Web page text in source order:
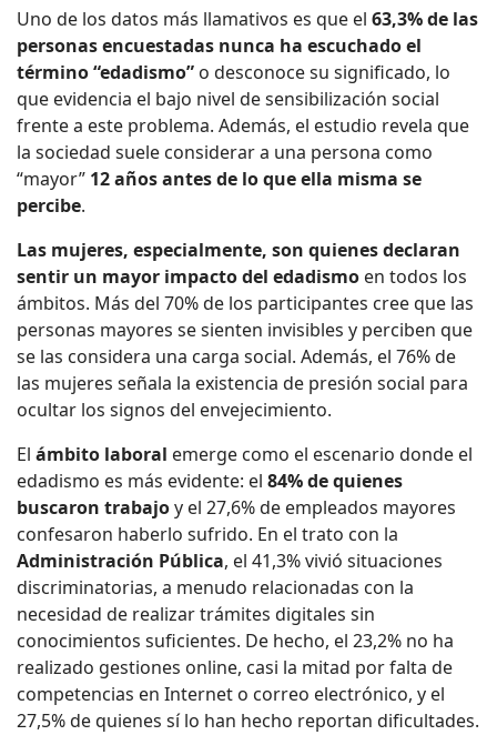
Uno de los datos más llamativos es que el 63,3% de las
personas encuestadas nunca ha escuchado el
término “edadismo” o desconoce su significado, lo
que evidencia el bajo nivel de sensibilización social
frente a este problema. Además, el estudio revela que
la sociedad suele considerar a una persona como
“mayor” 12 años antes de lo que ella misma se
percibe.
Las mujeres, especialmente, son quienes declaran
sentir un mayor impacto del edadismo en todos los
ámbitos. Más del 70% de los participantes cree que las
personas mayores se sienten invisibles y perciben que
se las considera una carga social. Además, el 76% de
las mujeres señala la existencia de presión social para
ocultar los signos del envejecimiento.
El ámbito laboral emerge como el escenario donde el
edadismo es más evidente: el 84% de quienes
buscaron trabajoy el 27,6% de empleados mayores
confesaron haberlo sufrido. En el trato con la
Administración Pública, el 41,3% vivió situaciones
discriminatorias, a menudo relacionadas con la
necesidad de realizar trámites digitales sin
conocimientos suficientes. De hecho, el 23,2% no ha
realizado gestiones online, casi la mitad por falta de
competencias en Internet o correo electrónico, y el
27,5% de quienes sí lo han hecho reportan dificultades.